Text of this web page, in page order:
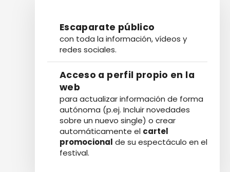
Escaparate público
con toda la información, vídeos y
redes sociales.
Acceso a perfil propio en la
web
para actualizar información de forma
autónoma (p.ej. Incluir novedades
sobre un nuevo single) o crear
automáticamente el cartel
promocional de su espectáculo en el
festival.